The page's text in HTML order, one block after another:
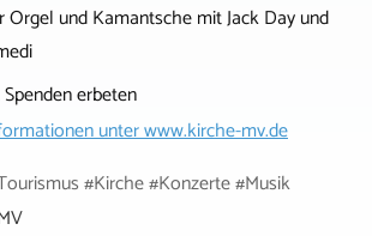
Orgel und Kamantsche mit Jack Day und
erbeten
unterwww.kirche-mv.de
#Kirche #Konzerte #Musik